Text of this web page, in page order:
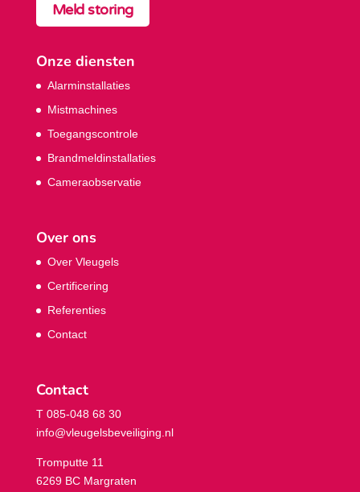
Meld storing
Onze diensten
Alarminstallaties
Mistmachines
Toegangscontrole
Brandmeldinstallaties
Cameraobservatie
Over ons
Over Vleugels
Certificering
Referenties
Contact
Contact
T 085-048 68 30
info@vleugelsbeveiliging.nl
Tromputte 11
6269 BC Margraten